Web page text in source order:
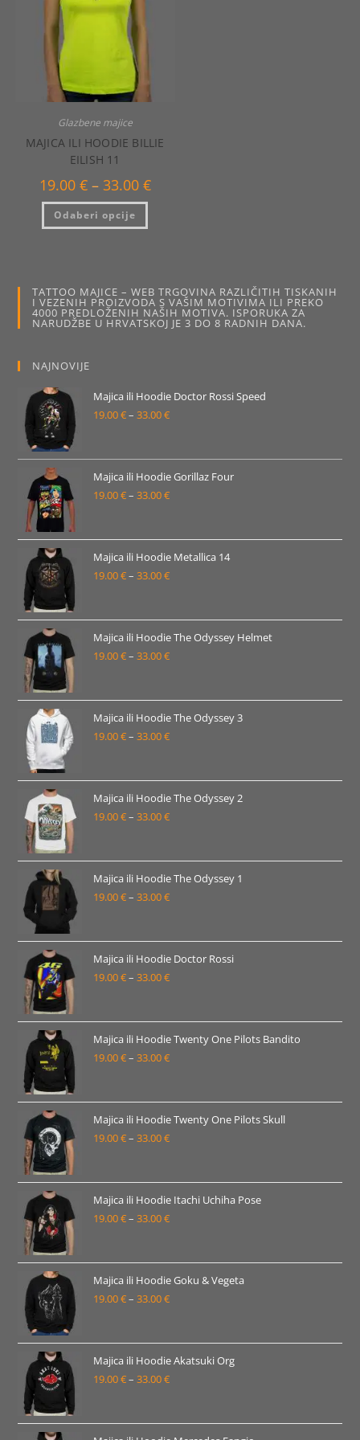
Glazbene majice
MAJICA ILI HOODIE BILLIE
EILISH 11
19.00 € – 33.00 €Raspon
cijena:
Odaberi opcije
Ovaj
ima
odabrati
na
stranici
proizvoda
TATTOO MAJICE – WEB TRGOVINA RAZLIČITIH TISKANIH
I VEZENIH PROIZVODA S VAŠIM MOTIVIMA ILI PREKO
4000 PREDLOŽENIH NAŠIH MOTIVA. ISPORUKA ZA
NARUDŽBE U HRVATSKOJ JE 3 DO 8 RADNIH DANA.
NAJNOVIJE
Majica ili Hoodie Doctor Rossi Speed
19.00€– 33.00€Raspon
od
19.00 €
do
Majica ili Hoodie Gorillaz Four
19.00€– 33.00€Raspon
od
19.00 €
do
Majica ili Hoodie Metallica 14
19.00€– 33.00€Raspon
od
19.00 €
do
Majica ili Hoodie The Odyssey Helmet
19.00€– 33.00€Raspon
od
19.00 €
do
Majica ili Hoodie The Odyssey 3
19.00€– 33.00€Raspon
od
19.00 €
do
Majica ili Hoodie The Odyssey 2
19.00€– 33.00€Raspon
od
19.00 €
do
Majica ili Hoodie The Odyssey 1
19.00€– 33.00€Raspon
od
19.00 €
do
Majica ili Hoodie Doctor Rossi
19.00€– 33.00€Raspon
od
19.00 €
do
Majica ili Hoodie Twenty One Pilots Bandito
19.00€– 33.00€Raspon
od
19.00 €
do
Majica ili Hoodie Twenty One Pilots Skull
19.00€– 33.00€Raspon
od
19.00 €
do
Majica ili Hoodie Itachi Uchiha Pose
19.00€– 33.00€Raspon
od
19.00 €
do
Majica ili Hoodie Goku & Vegeta
19.00€– 33.00€Raspon
od
19.00 €
do
Majica ili Hoodie Akatsuki Org
19.00€– 33.00€Raspon
od